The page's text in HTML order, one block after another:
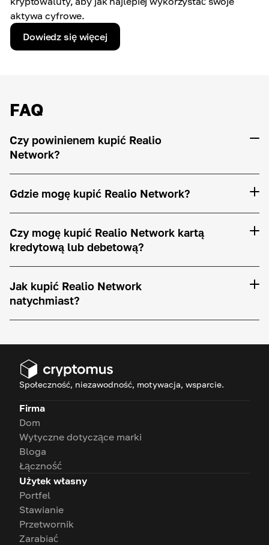
aktywa cyfrowe.
Dowiedz się więcej
FAQ
Czy powinienem kupić Realio
Network?
Gdzie mogę kupić Realio Network?
Czy mogę kupić Realio Network kartą
kredytową lub debetową?
Jak kupić Realio Network
natychmiast?
Społeczność, niezawodność, motywacja, wsparcie.
Firma
Dom
Wytyczne dotyczące marki
Bloga
Łączność
Użytek własny
Portfel
Stawianie
Przetwornik
Zarabiać